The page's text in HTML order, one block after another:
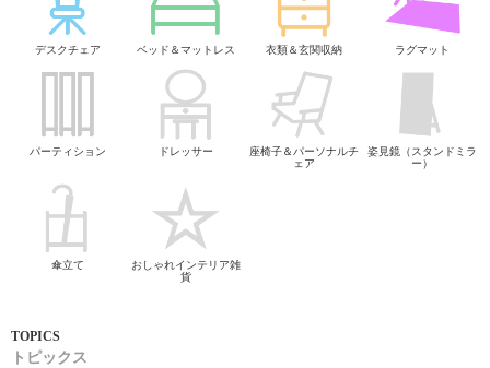
デスクチェア ベッド＆マットレス 衣類＆玄関収納 ラグマット
パーティション ドレッサー
座椅子＆パーソナルチ
ェア
姿見鏡（スタンドミラ
ー）
傘立て
おしゃれインテリア雑
貨
トピックス